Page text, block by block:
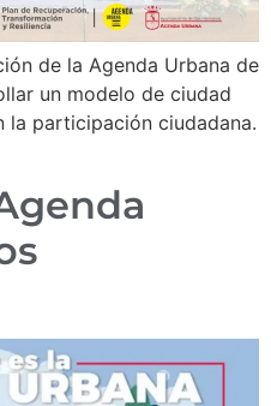
de la Agenda Urbana de
un modelo de ciudad
participación ciudadana.